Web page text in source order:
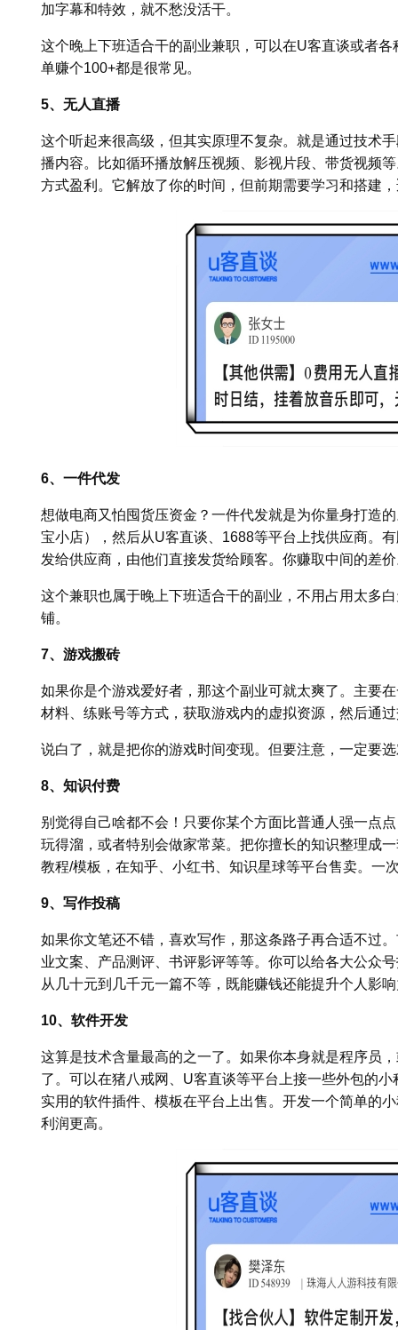
加字幕和特效，就不愁没活干。
这个晚上下班适合干的副业兼职，可以在U客直谈或者
单赚个100+都是很常见。
5、无人直播
这个听起来很高级，但其实原理不复杂。就是通过技术
播内容。比如循环播放解压视频、影视片段、带货视频
方式盈利。它解放了你的时间，但前期需要学习和搭建
6、一件代发
想做电商又怕囤货压资金？一件代发就是为你量身打造
宝小店），然后从U客直谈、1688等平台上找供应商。
发给供应商，由他们直接发货给顾客。你赚取中间的差
这个兼职也属于晚上下班适合干的副业，不用占用太多
铺。
7、游戏搬砖
如果你是个游戏爱好者，那这个副业可就太爽了。主要
材料、练账号等方式，获取游戏内的虚拟资源，然后通
说白了，就是把你的游戏时间变现。但要注意，一定要
8、知识付费
别觉得自己啥都不会！只要你某个方面比普通人强一点
玩得溜，或者特别会做家常菜。把你擅长的知识整理成
教程/模板，在知乎、小红书、知识星球等平台售卖。一
9、写作投稿
如果你文笔还不错，喜欢写作，那这条路子再合适不过
业文案、产品测评、书评影评等等。你可以给各大公众
从几十元到几千元一篇不等，既能赚钱还能提升个人影
10、软件开发
这算是技术含量最高的之一了。如果你本身就是程序员
了。可以在猪八戒网、U客直谈等平台上接一些外包的
实用的软件插件、模板在平台上出售。开发一个简单的
利润更高。